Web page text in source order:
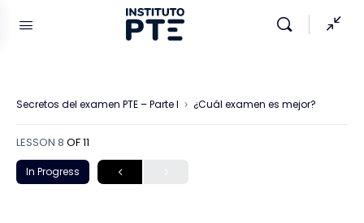
Secretos del examen PTE – Parte I ¿Cuál examen es mejor?
LESSON 8 OF 11
In Progress